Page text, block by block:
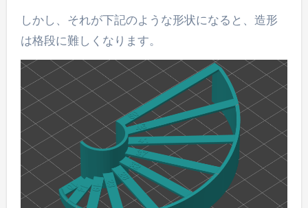
しかし、それが下記のような形状になると、造形
は格段に難しくなります。